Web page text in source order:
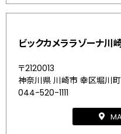
ビックカメララゾーナ川
〒2120013
神奈川県 川崎市 幸区堀川
044-520-1111